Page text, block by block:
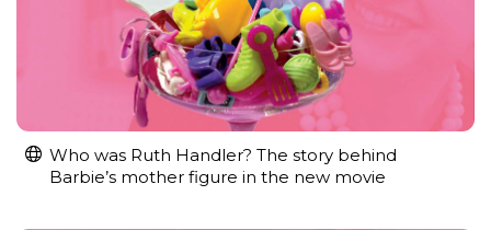
Who was Ruth Handler? The story behind
Barbie’s mother figure in the new movie